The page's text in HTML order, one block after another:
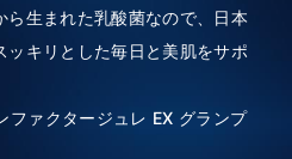
生まれた乳酸菌なので、日本
ッキリとした毎日と美肌をサポ
ァクタージュレ EX グランプ